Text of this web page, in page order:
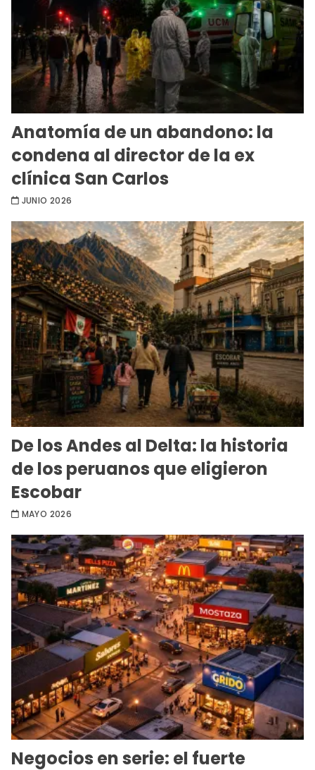
Anatomía de un abandono: la
condena al director de la ex
clínica San Carlos
JUNIO 2026
De los Andes al Delta: la historia
de los peruanos que eligieron
Escobar
MAYO 2026
Negocios en serie: el fuerte